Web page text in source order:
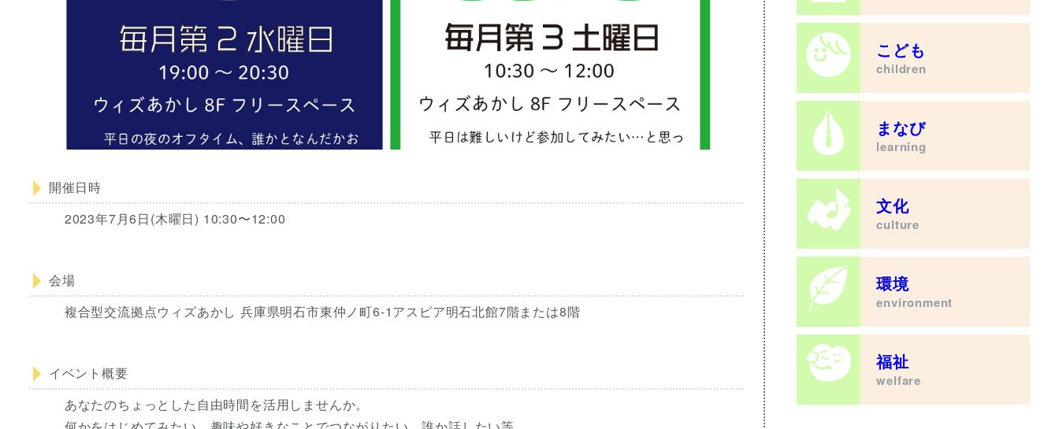
開催日時
2023年7月6日(木曜日) 10:30〜12:00
会場
複合型交流拠点ウィズあかし 兵庫県明石市東仲ノ町6-1アスピア明石北館7階または8階
イベント概要
あなたのちょっとした自由時間を活用しませんか。
こども
children
まなび
learning
文化
culture
環境
environment
福祉
welfare